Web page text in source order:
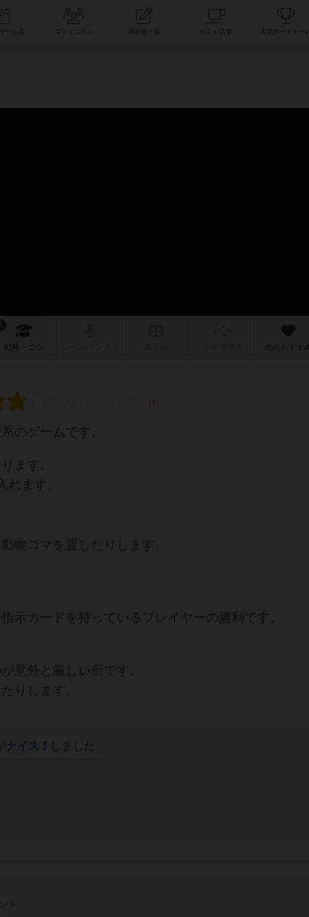
コミュニティ
戦略 次のおすすめ
のゲームです。
ます。
れます。
物コマを渡したりします。
示カードを持っているプレイヤーの勝利です。
意外と厳しい所です。
りします。
ナイス！ しました
ト